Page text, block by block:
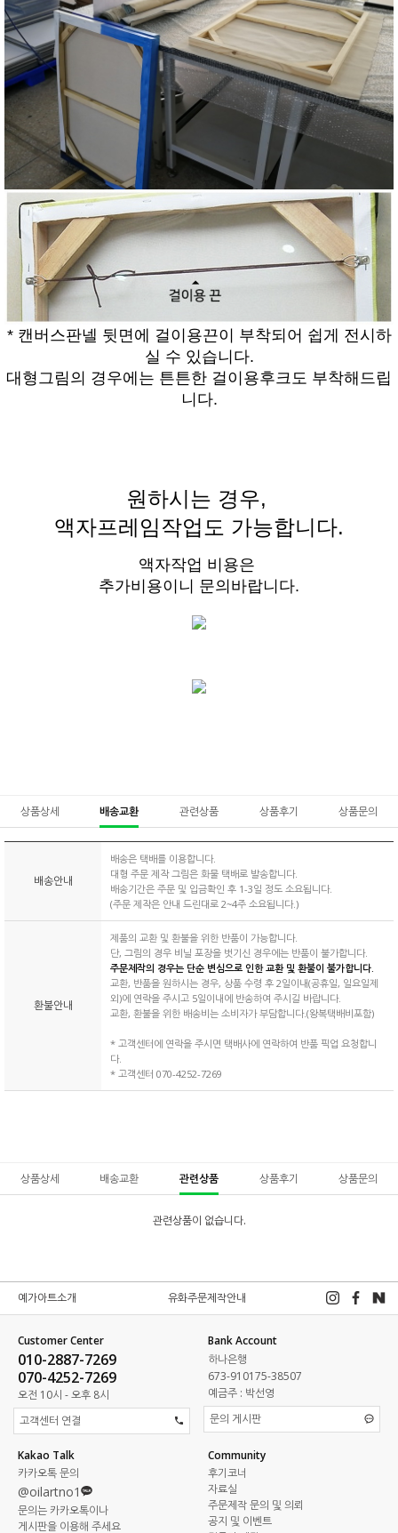
* 캔버스판넬 뒷면에 걸이용끈이 부착되어 쉽게 전시하
실 수 있습니다.
대형그림의 경우에는 튼튼한 걸이용후크도 부착해드립
니다.
원하시는 경우,
액자프레임작업도 가능합니다.
액자작업 비용은
추가비용이니 문의바랍니다.
상품상세 배송교환 관련상품 상품후기 상품문의
배송안내
배송은 택배를 이용합니다.
대형 주문 제작 그림은 화물 택배로 발송합니다.
배송기간은 주문 및 입금확인 후 1-3일 정도 소요됩니다.
(주문 제작은 안내 드린대로 2~4주 소요됩니다.)
환불안내
제품의 교환 및 환불을 위한 반품이 가능합니다.
단, 그림의 경우 비닐 포장을 벗기신 경우에는 반품이 불가합니다.
주문제작의 경우는 단순 변심으로 인한 교환 및 환불이 불가합니다.
교환, 반품을 원하시는 경우, 상품 수령 후 2일이내(공휴일, 일요일제
외)에 연락을 주시고 5일이내에 반송하여 주시길 바랍니다.
교환, 환불을 위한 배송비는 소비자가 부담합니다.(왕복택배비포함)
* 고객센터에 연락을 주시면 택배사에 연락하여 반품 픽업 요청합니
다.
* 고객센터 070-4252-7269
상품상세 배송교환 관련상품 상품후기 상품문의
관련상품이 없습니다.
예가아트소개 유화주문제작안내
Customer Center
010-2887-7269
070-4252-7269
오전 10시 - 오후 8시
고객센터 연결
Bank Account
하나은행
673-910175-38507
예금주 : 박선영
문의 게시판
Kakao Talk
카카오톡 문의
@oilartno1
문의는 카카오톡이나
게시판을 이용해 주세요
Community
후기코너
자료실
주문제작 문의 및 의뢰
공지 및 이벤트